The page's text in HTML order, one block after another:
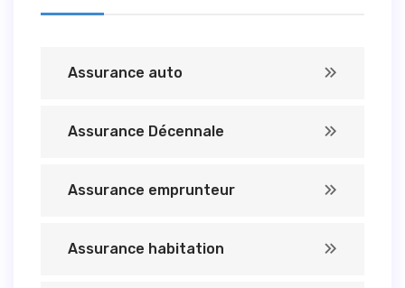
Assurance auto
Assurance Décennale
Assurance emprunteur
Assurance habitation